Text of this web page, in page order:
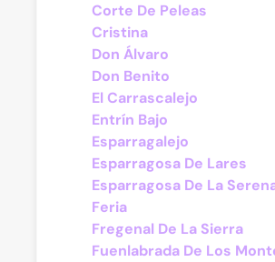
Corte De Peleas
Cristina
Don Álvaro
Don Benito
El Carrascalejo
Entrín Bajo
Esparragalejo
Esparragosa De Lares
Esparragosa De La
Feria
Fregenal De La Sierra
Fuenlabrada De Los